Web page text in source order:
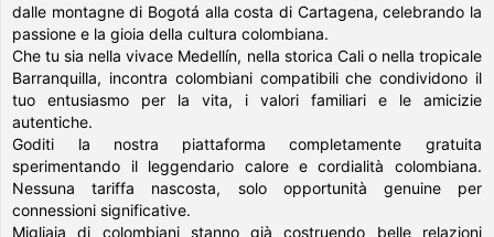
dalle montagne di Bogotá alla costa di Cartagena, celebrando la
passione e la gioia della cultura colombiana.
Che tu sia nella vivace Medellín, nella storica Cali o nella tropicale
Barranquilla, incontra colombiani compatibili che condividono il
tuo entusiasmo per la vita, i valori familiari e le amicizie
autentiche.
Goditi la nostra piattaforma completamente gratuita
sperimentando il leggendario calore e cordialità colombiana.
Nessuna tariffa nascosta, solo opportunità genuine per
connessioni significative.
Migliaia di colombiani stanno già costruendo belle relazioni